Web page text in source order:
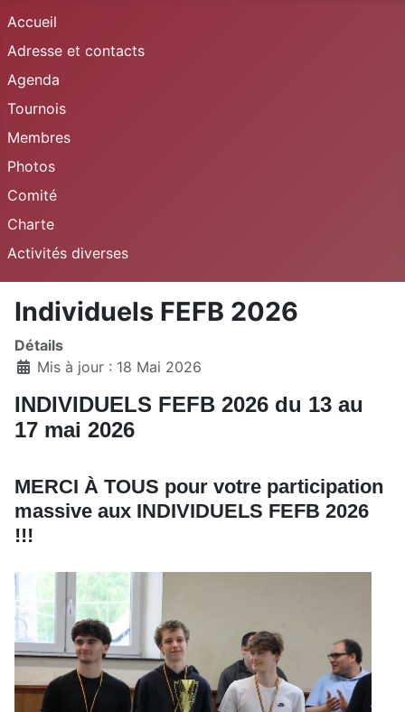
Accueil
Adresse et contacts
Agenda
Tournois
Membres
Photos
Comité
Charte
Activités diverses
Individuels FEFB 2026
Détails
Mis à jour : 18 Mai 2026
INDIVIDUELS FEFB 2026 du 13 au
17 mai 2026
MERCI À TOUS pour votre participation
massive aux INDIVIDUELS FEFB 2026
!!!